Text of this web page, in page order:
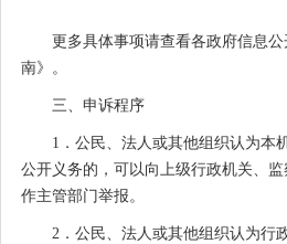
更多具体事项请查看各政府信息公
南》。
三、申诉程序
1．公民、法人或其他组织认为本
公开义务的，可以向上级行政机关、
作主管部门举报。
2．公民、法人或其他组织认为行